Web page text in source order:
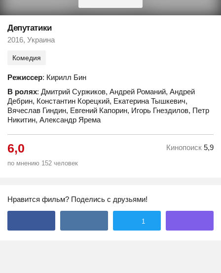
Депутатики
2016, Украина
Комедия
Режиссер: Кирилл Бин
В ролях: Дмитрий Суржиков, Андрей Романий, Андрей
Дебрин, Константин Корецкий, Екатерина Тышкевич,
Вячеслав Гиндин, Евгений Капорин, Игорь Гнездилов, Петр
Никитин, Александр Ярема
6,0
по мнению 152 человек
Кинопоиск 5,9
Нравится фильм? Поделись с друзьями!
1